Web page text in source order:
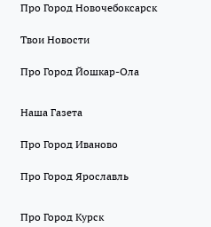
Про Город Новочебоксарск
Твои Новости
Про Город Йошкар-Ола
Наша Газета
Про Город Иваново
Про Город Ярославль
Про Город Курск